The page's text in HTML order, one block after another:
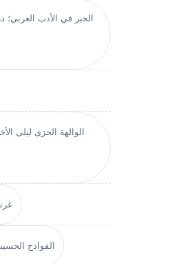
الخبر في الأدب
الوالهة الحرَى ليلى
الفوادح